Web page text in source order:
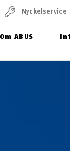
Om ABUS
Nyckelservice